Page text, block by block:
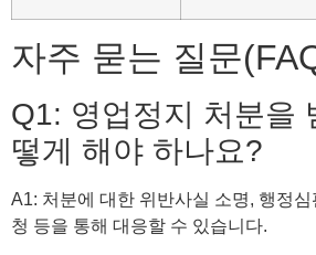
자주 묻는 질문
Q1: 영업정지 처분을
떻게 해야 하나요?
A1: 처분에 대한 위반사실 소명, 행정
청 등을 통해 대응할 수 있습니다.